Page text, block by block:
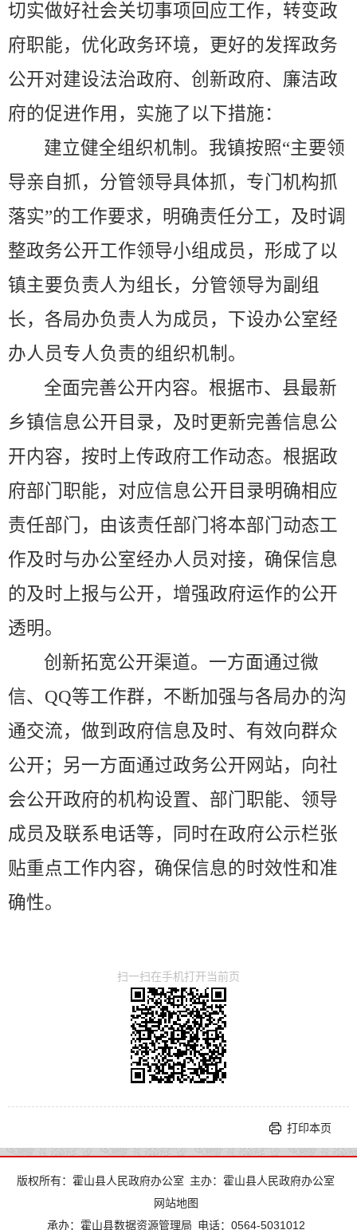
切实做好社会关切事项回应工作，转变政
府职能，优化政务环境，更好的发挥政务
公开对建设法治政府、创新政府、廉洁政
府的促进作用，实施了以下措施：
建立健全组织机制。我镇按照“主要领
导亲自抓，分管领导具体抓，专门机构抓
落实”的工作要求，明确责任分工，及时调
整政务公开工作领导小组成员，形成了以
镇主要负责人为组长，分管领导为副组
长，各局办负责人为成员，下设办公室经
办人员专人负责的组织机制。
全面完善公开内容。根据市、县最新
乡镇信息公开目录，及时更新完善信息公
开内容，按时上传政府工作动态。根据政
府部门职能，对应信息公开目录明确相应
责任部门，由该责任部门将本部门动态工
作及时与办公室经办人员对接，确保信息
的及时上报与公开，增强政府运作的公开
透明。
创新拓宽公开渠道。一方面通过微
信、 QQ等工作群，不断加强与各局办的沟
通交流，做到政府信息及时、有效向群众
公开；另一方面通过政务公开网站，向社
会公开政府的机构设置、部门职能、领导
成员及联系电话等，同时在政府公示栏张
贴重点工作内容，确保信息的时效性和准
确性。
扫一扫在手机打开当前页
打印本页
版权所有：霍山县人民政府办公室 主办：霍山县人民政府办公室
网站地图
承办：霍山县数据资源管理局 电话：0564-5031012